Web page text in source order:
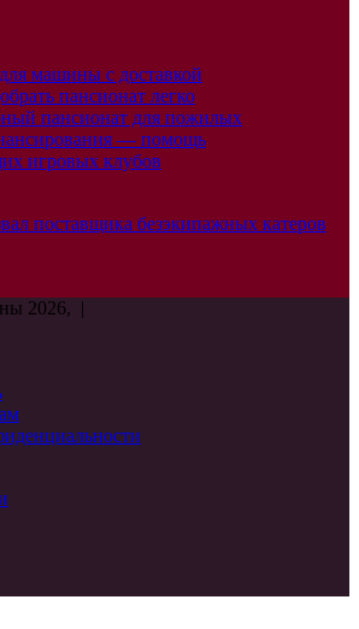
машины с доставкой
пансионат легко
пансионат для пожилых
— помощь
игровых клубов
поставщика безэкипажных катеров
2026, |